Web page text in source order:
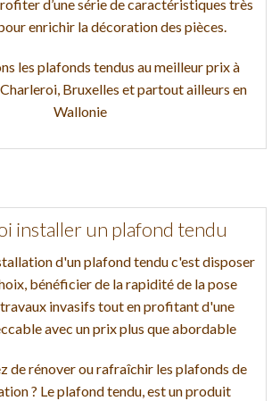
d’une série de caractéristiques très
enrichir la décoration des pièces.
les plafonds tendus au meilleur prix à
Bruxelles et partout ailleurs en
Wallonie
installer un plafond tendu
d'un plafond tendu c'est disposer
bénéficier de la rapidité de la pose
invasifs tout en profitant d'une
avec un prix plus que abordable
de rénover ou rafraîchir les plafonds de
? Le plafond tendu, est un produit